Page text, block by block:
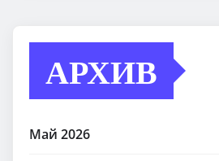
АРХИВ
Май 2026